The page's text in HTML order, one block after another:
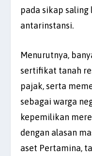
pada sikap
antarinstansi.
Menurutnya,
sertifikat tanah
pajak, serta
sebagai warga
kepemilikan
dengan alasan
aset Pertamina,